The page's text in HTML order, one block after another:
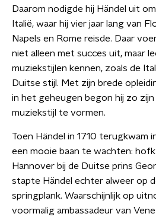
Daarom nodigde hij Händel uit
Italië, waar hij vier jaar lang van
Napels en Rome reisde. Daar
niet alleen met succes uit, maar
muziekstijlen kennen, zoals de
Duitse stijl. Met zijn brede
in het geheugen begon hij zo
muziekstijl te vormen.
Toen Händel in 1710 terugkwam
een mooie baan te wachten:
Hannover bij de Duitse prins
stapte Händel echter alweer op
springplank. Waarschijnlijk op
voormalig ambassadeur van